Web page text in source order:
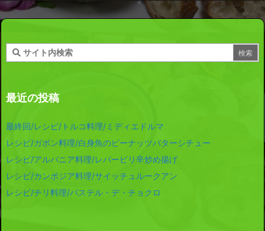
最近の投稿
最終回/レシピ/トルコ料理/ミディエドルマ
レシピ/ガボン料理/白身魚のピーナッツバターシチュー
レシピ/アルバニア料理/レバーピリ辛炒め揚げ
レシピ/カンボジア料理/サイッチュルークアン
レシピ/チリ料理/パステル・デ・チョクロ